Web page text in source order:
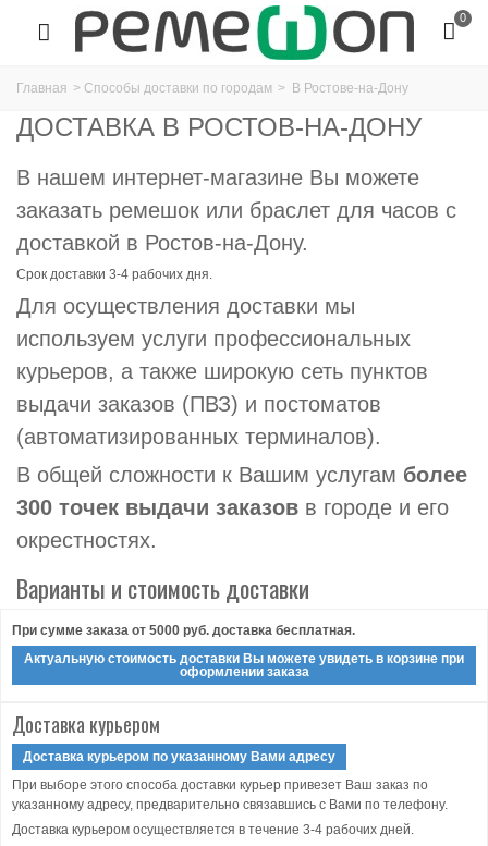
0
Главная > Способы доставки по городам > В Ростове-на-Дону
ДОСТАВКА В РОСТОВ-НА-ДОНУ
В нашем интернет-магазине Вы можете
заказать ремешок или браслет для часов с
доставкой в Ростов-на-Дону.
Срок доставки 3-4 рабочих дня.
Для осуществления доставки мы
используем услуги профессиональных
курьеров, а также широкую сеть пунктов
выдачи заказов (ПВЗ) и постоматов
(автоматизированных терминалов).
В общей сложности к Вашим услугам более
300 точек выдачи заказов в городе и его
окрестностях.
Варианты и стоимость доставки
При сумме заказа от 5000 руб. доставка бесплатная.
Актуальную стоимость доставки Вы можете увидеть в корзине при
оформлении заказа
Доставка курьером
Доставка курьером по указанному Вами адресу
При выборе этого способа доставки курьер привезет Ваш заказ по
указанному адресу, предварительно связавшись с Вами по телефону.
Доставка курьером осуществляется в течение 3-4 рабочих дней.